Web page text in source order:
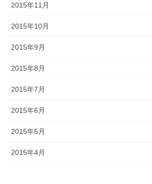
2015年11月
2015年10月
2015年9月
2015年8月
2015年7月
2015年6月
2015年5月
2015年4月